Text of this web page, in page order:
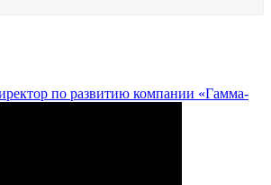
по развитию компании «Гамма-